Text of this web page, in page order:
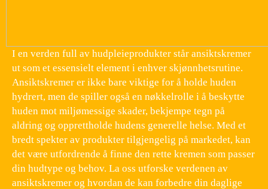
I en verden full av hudpleieprodukter står ansiktskremer
ut som et essensielt element i enhver skjønnhetsrutine.
Ansiktskremer er ikke bare viktige for å holde huden
hydrert, men de spiller også en nøkkelrolle i å beskytte
huden mot miljømessige skader, bekjempe tegn på
aldring og opprettholde hudens generelle helse. Med et
bredt spekter av produkter tilgjengelig på markedet, kan
det være utfordrende å finne den rette kremen som passer
din hudtype og behov. La oss utforske verdenen av
ansiktskremer og hvordan de kan forbedre din daglige